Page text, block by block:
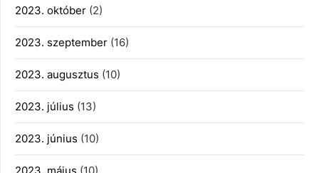
2023. október (2)
2023. szeptember (16)
2023. augusztus (10)
2023. július (13)
2023. június (10)